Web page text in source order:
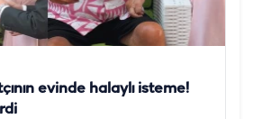
evinde halaylı isteme!